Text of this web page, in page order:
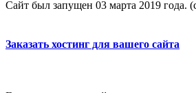
Сайт был запущен 03 марта 2019 года.
Заказать хостинг для вашего сайта